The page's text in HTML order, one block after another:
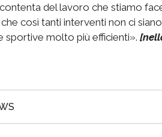
del lavoro che stiamo
così tanti interventi non ci
sportive molto più efficienti».